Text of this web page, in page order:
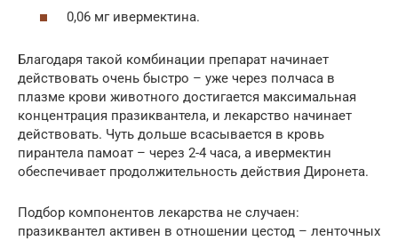
0,06 мг ивермектина.
Благодаря такой комбинации препарат начинает
действовать очень быстро – уже через полчаса в
плазме крови животного достигается максимальная
концентрация празиквантела, и лекарство начинает
действовать. Чуть дольше всасывается в кровь
пирантела памоат – через 2-4 часа, а ивермектин
обеспечивает продолжительность действия Диронета.
Подбор компонентов лекарства не случаен:
празиквантел активен в отношении цестод – ленточных